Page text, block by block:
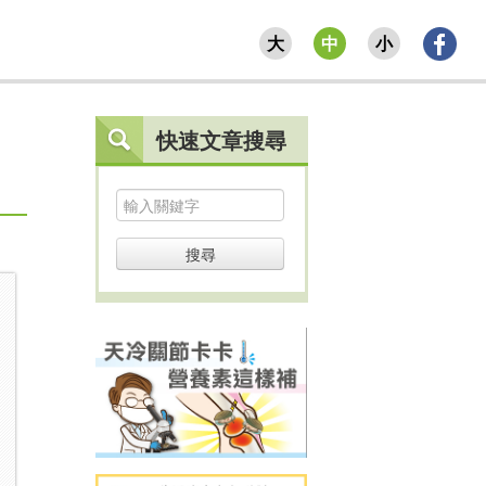
大 中 小
快速文章搜尋
搜尋